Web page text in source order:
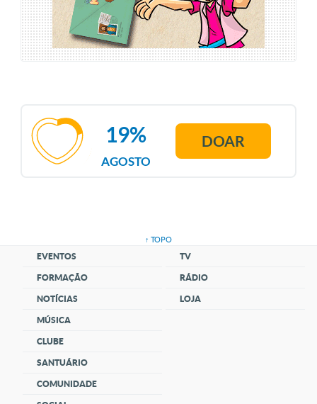
AGOSTO
19% DOAR
↑ TOPO
EVENTOS
FORMAÇÃO
NOTÍCIAS
MÚSICA
CLUBE
SANTUÁRIO
COMUNIDADE
TV
RÁDIO
LOJA